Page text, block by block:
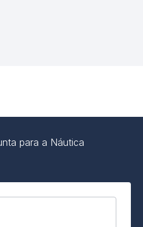
para a Náutica